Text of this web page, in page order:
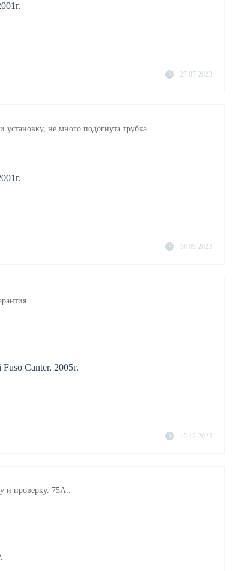
27.07.2023
установку, не много подогнута трубка ..
16.09.2023
Canter, 2005г.
15.12.2023
и проверку. 75A..